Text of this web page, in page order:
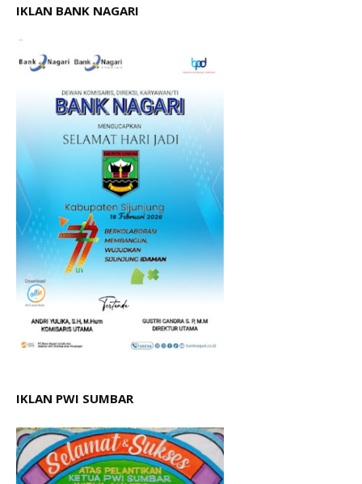
IKLAN BANK NAGARI
IKLAN PWI SUMBAR